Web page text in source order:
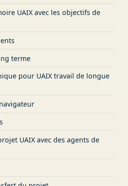
UAIX avec les objectifs de
terme
pour UAIX travail de longue
UAIX avec des agents de